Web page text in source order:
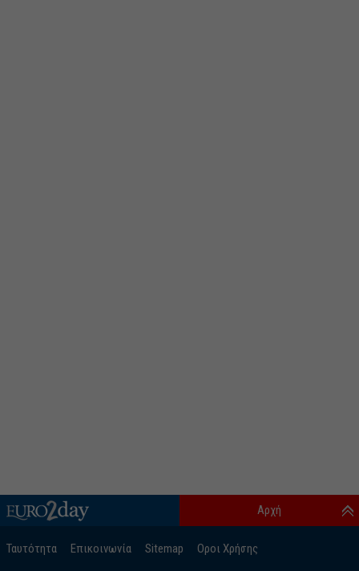
Ταυτότητα Επικοινωνία Sitemap Οροι Χρήσης
Αρχή